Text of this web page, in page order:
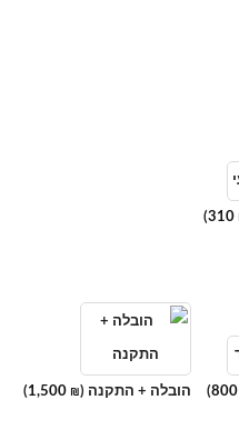
310
)
800
) הובלה + התקנה ( 1,500 ₪
)